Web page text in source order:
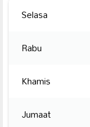
Selasa
Rabu
Khamis
Jumaat